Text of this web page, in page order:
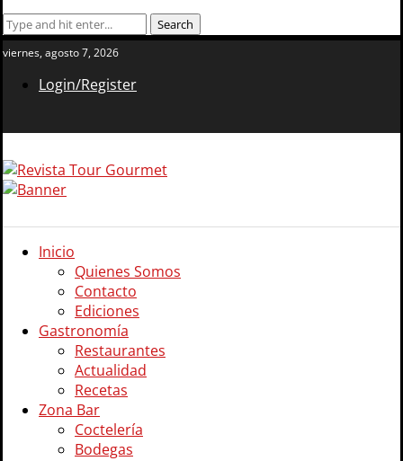
viernes, agosto 7, 2026
Login/Register
Inicio
Quienes Somos
Contacto
Ediciones
Gastronomía
Restaurantes
Actualidad
Recetas
Zona Bar
Coctelería
Bodegas